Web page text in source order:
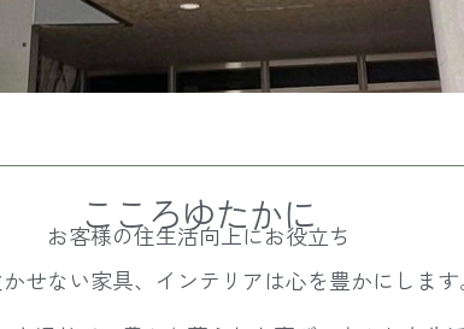
こころゆたかに
お客様の住生活向上にお役立ち
せない家具、インテリアは心を豊かにしま